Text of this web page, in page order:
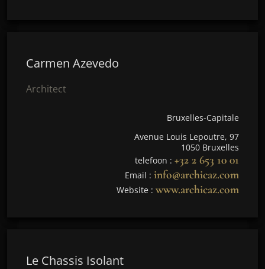
Carmen Azevedo
Architect
Bruxelles-Capitale
Avenue Louis Lepoutre, 97
1050 Bruxelles
telefoon : +32 2 653 10 01
Email : info@archicaz.com
Website : www.archicaz.com
Le Chassis Isolant